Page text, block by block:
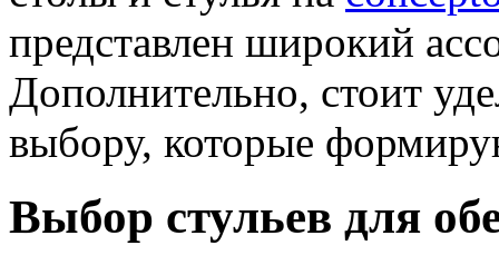
представлен широкий
Дополнительно, стоит
выбору, которые
Выбор стульев для